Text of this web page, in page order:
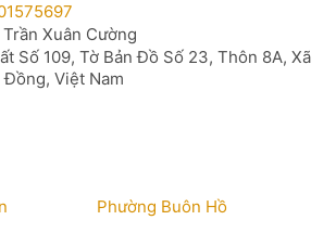
Trần Xuân Cường
Số 109, Tờ Bản Đồ Số 23, Thôn 8A, Xã
Đồng, Việt Nam
Phường Buôn Hồ